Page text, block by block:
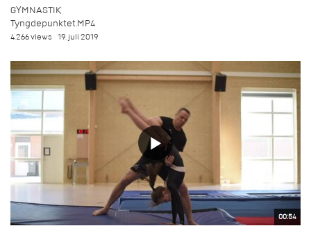
GYMNASTIK
Tyngdepunktet.MP4
4.266 views 19. juli 2019
00:54